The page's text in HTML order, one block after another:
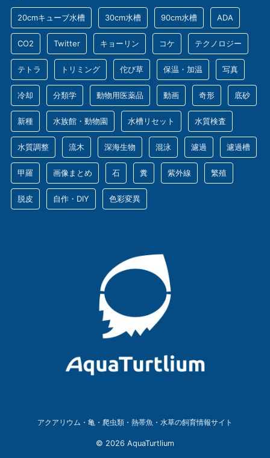
20cmキューブ水槽 30cm水槽 90cm水槽 ADA
CO2 Twitter キョーリン コケ テクノロジー
テトラ トリミング 佗び草 保温・加温 写真
冷却 分類学 動物用医薬品 動画 奇形 底砂
新種 水族館・動物園 水槽リセット 水質検査
水質調整 流木 深海生物 混泳 濾過 濾過槽
甲羅 画像まとめ 石 糞 紫外線 繁殖
脱皮 自作・DIY 色彩変異
アクアリウム・亀・爬虫類・熱帯魚・水草の飼育情報サイト
© 2026 AquaTurtlium